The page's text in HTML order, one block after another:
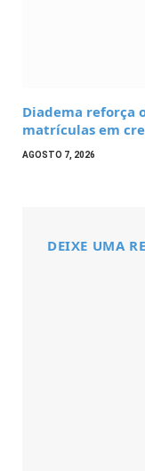
Diadema reforça
matrículas em
AGOSTO 7, 2026
DEIXE UMA